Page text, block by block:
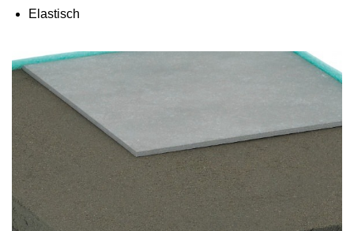
Elastisch